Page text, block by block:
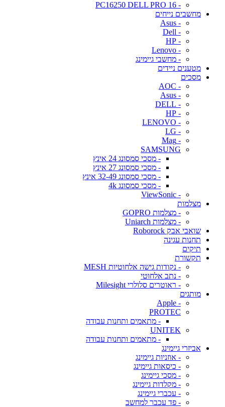
- PC16250 DELL PRO 16
מחשבים נייחים
- Asus
- Dell
- HP
- Lenovo
- מחשבי גיימינג
מטענים ניידים
מסכים
- AOC
- Asus
- DELL
- HP
- LENOVO
- LG
- Mag
SAMSUNG
- מסכי סמסונג 24 אינץ
- מסכי סמסונג 27 אינץ
- מסכי סמסונג 32-49 אינץ
- מסכי סמסונג 4k
- ViewSonic
מצלמות
- מצלמות GOPRO
- מצלמות Uniarch
שואבי אבק Roborock
תחנות עגינה
תיקים
תקשורת
- נקודות גישה אלחוטיות MESH
- נתב אלחוטי
- ראוטרים סלולרי Milesight
מותגים
- Apple
PROTEC
- מתאמים ותחנות עבודה
UNITEK
- מתאמים ותחנות עבודה
אביזרי גיימינג
- אוזניות גיימינג
- כיסאות גיימינג
- מסכי גיימינג
- מקלדות גיימינג
- עכברי גיימינג
- פד עכבר למחשב